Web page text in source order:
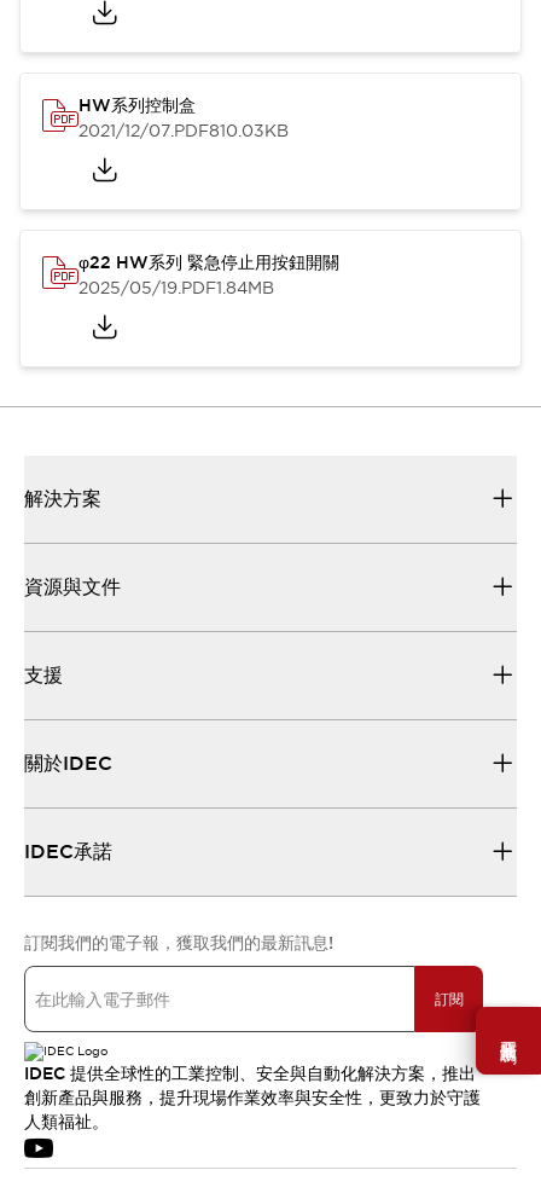
需要幫助嗎？
HW系列控制盒
2021/12/07.PDF810.03KB
φ22 HW系列 緊急停止用按鈕開關
2025/05/19.PDF1.84MB
解決方案
資源與文件
支援
關於IDEC
IDEC承諾
訂閱我們的電子報，獲取我們的最新訊息!
訂閱
IDEC 提供全球性的工業控制、安全與自動化解決方案，推出
創新產品與服務，提升現場作業效率與安全性，更致力於守護
人類福祉。